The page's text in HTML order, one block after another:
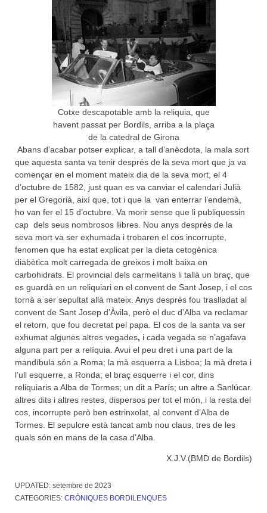
Cotxe descapotable amb la reliquia, que
havent passat per Bordils, arriba a la plaça
de la catedral de Girona
Abans d’acabar potser explicar, a tall d’anècdota, la mala sort
que aquesta santa va tenir després de la seva mort que ja va
començar en el moment mateix dia de la seva mort, el 4
d’octubre de 1582, just quan es va canviar el calendari Julià
per el Gregorià, així que, tot i que la van enterrar l’endemà,
ho van fer el 15 d’octubre. Va morir sense que li publiquessin
cap dels seus nombrosos llibres. Nou anys després de la
seva mort va ser exhumada i trobaren el cos incorrupte,
fenomen que ha estat explicat per la dieta cetogènica
diabètica molt carregada de greixos i molt baixa en
carbohidrats. El provincial dels carmelitans li tallà un braç, que
es guardà en un reliquiari en el convent de Sant Josep, i el cos
tornà a ser sepultat allà mateix. Anys després fou traslladat al
convent de Sant Josep d’Àvila, però el duc d’Alba va reclamar
el retorn, que fou decretat pel papa. El cos de la santa va ser
exhumat algunes altres vegades, i cada vegada se n’agafava
alguna part per a relíquia. Avui el peu dret i una part de la
mandíbula són a Roma; la mà esquerra a Lisboa; la mà dreta i
l’ull esquerre, a Ronda; el braç esquerre i el cor, dins
reliquiaris a Alba de Tormes; un dit a París; un altre a Sanlúcar.
altres dits i altres restes, dispersos per tot el món, i la resta del
cos, incorrupte però ben estrinxolat, al convent d’Alba de
Tormes. El sepulcre està tancat amb nou claus, tres de les
quals són en mans de la casa d’Alba.
X.J.V.(BMD de Bordils)
UPDATED: setembre de 2023
CATEGORIES: CRÒNIQUES BORDILENQUES